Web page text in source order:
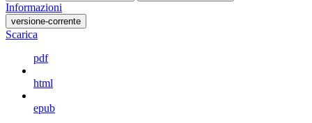
Informazioni
versione-corrente
Scarica
pdf
html
epub